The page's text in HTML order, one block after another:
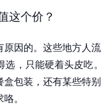
这个价？
因的。这些地方人
，只能硬着头皮吃
包装，还有某些特
。